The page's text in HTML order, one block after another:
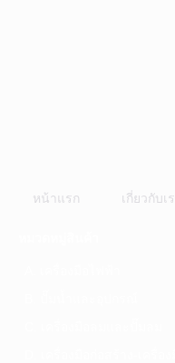
หน้าแรก เกี่ยวกับเ
D. เครื่องมือก่อสร้าง-เครื่อ